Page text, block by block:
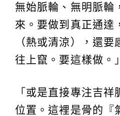
無始脈輪、無明脈輪
來。要做到真正通達
（熱或清涼），還要
往上竄。要這樣做。 」
「 或是直接專注吉祥
位置。這裡是骨的『